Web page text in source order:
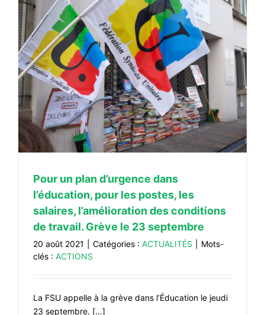
Pour un plan d’urgence dans
l’éducation, pour les postes, les
salaires, l’amélioration des conditions
de travail. Grève le 23 septembre
20 août 2021 Catégories : ACTUALITÉS
Mots-
clés : ACTIONS
La FSU appelle à la grève dans l’Éducation le jeudi
23 septembre. […]